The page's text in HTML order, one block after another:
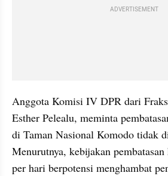
ADVERTISEMENT
Anggota Komisi IV DPR dari
Esther Pelealu, meminta
di Taman Nasional Komodo tidak
Menurutnya, kebijakan
per hari berpotensi menghambat